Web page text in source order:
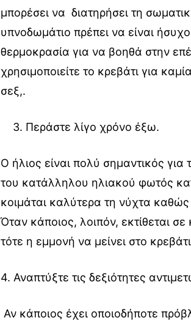
μπορέσει να διατηρήσει τη
υπνοδωμάτιο πρέπει να είναι
θερμοκρασία για να βοηθά στην
χρησιμοποιείτε το κρεβάτι για
σεξ,.
3. Περάστε λίγο χρόνο έξω.
Ο ήλιος είναι πολύ σημαντικός
του κατάλληλου ηλιακού φωτός
κοιμάται καλύτερα τη νύχτα
Όταν κάποιος, λοιπόν, εκτίθεται
τότε η εμμονή να μείνει στο
4. Αναπτύξτε τις δεξιότητες
Αν κάποιος έχει οποιοδήποτε